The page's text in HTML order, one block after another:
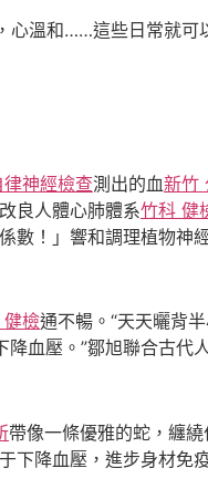
心溫和……這些日常就可
神經檢查測出的血新竹
良人體心肺體系竹科 健
！」響和調理植物神
健檢通不暢。“天天曬背
降血壓。”鄒旭聯合古代
帶像一條優雅的蛇，纏
下降血壓，進步身材免